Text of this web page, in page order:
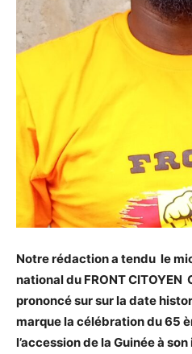
Notre rédaction a tendu le
national du FRONT CITOYEN
prononcé sur sur la date
marque la célébration du 65
l’accession de la Guinée à